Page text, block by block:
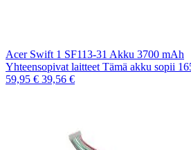
Acer Swift 1 SF113-31 Akku 3700 mAh
Yhteensopivat laitteet Tämä akku sopii
59,95 € 39,56 €